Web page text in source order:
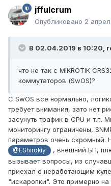
jffulcrum
Опубликовано 2
В 02.04.2019 в 10:20,
что не так с MIKROTIK
коммутаторов (SwOS)?
C SwOS все нормально,
требует внимания, зато нет
засунуть трафик в CPU и т.п.
мониторингу ограничены,
параметров очень скромный.
@EShirokiy
, внешний БП,
вызывает вопросы, из
приехал с неработающим
"искаропки". Это примерно на